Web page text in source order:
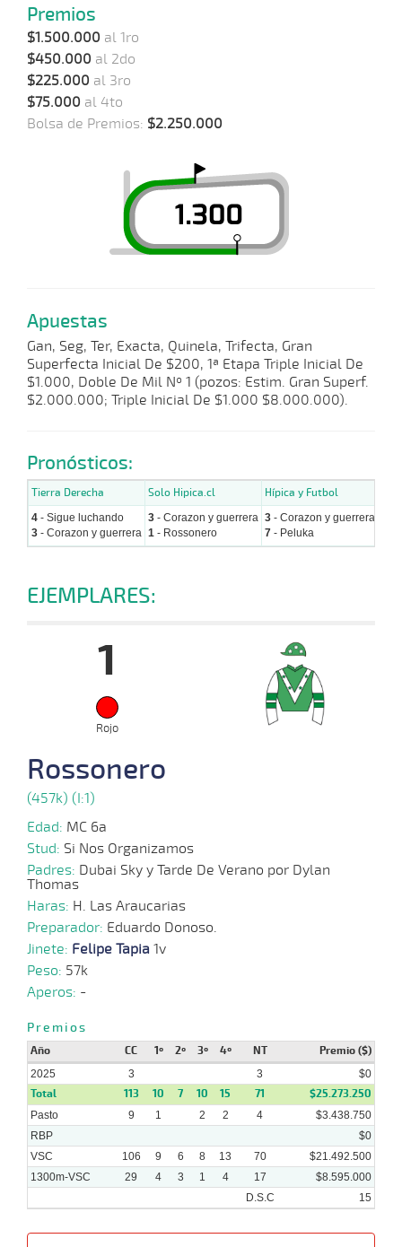
Premios
$1.500.000 al 1ro
$450.000 al 2do
$225.000 al 3ro
$75.000 al 4to
Bolsa de Premios: $2.250.000
Apuestas
Gan, Seg, Ter, Exacta, Quinela, Trifecta, Gran
Superfecta Inicial De $200, 1ª Etapa Triple Inicial De
$1.000, Doble De Mil Nº 1 (pozos: Estim. Gran Superf.
$2.000.000; Triple Inicial De $1.000 $8.000.000).
Pronósticos:
Tierra Derecha Solo Hipica.cl Hípica y Futbol
4 - Sigue luchando
3 - Corazon y guerrera
3 - Corazon y guerrera
1 - Rossonero
3 - Corazon y guerrera
7 - Peluka
EJEMPLARES:
1
Rojo
Rossonero
(457k) (I:1)
Edad: MC 6a
Stud: Si Nos Organizamos
Padres: Dubai Sky y Tarde De Verano por Dylan
Thomas
Haras: H. Las Araucarias
Preparador: Eduardo Donoso.
Jinete: Felipe Tapia 1v
Peso: 57k
Aperos: -
Premios
Año CC 1º 2º 3º 4º NT Premio ($)
2025 3 3 $0
Total 113 10 7 10 15 71 $25.273.250
Pasto 9 1 2 2 4
$3.438.750
RBP
$0
VSC
106 9 6 8 13 70
$21.492.500
1300m-VSC
29 4 3 1 4 17
$8.595.000
D.S.C
15